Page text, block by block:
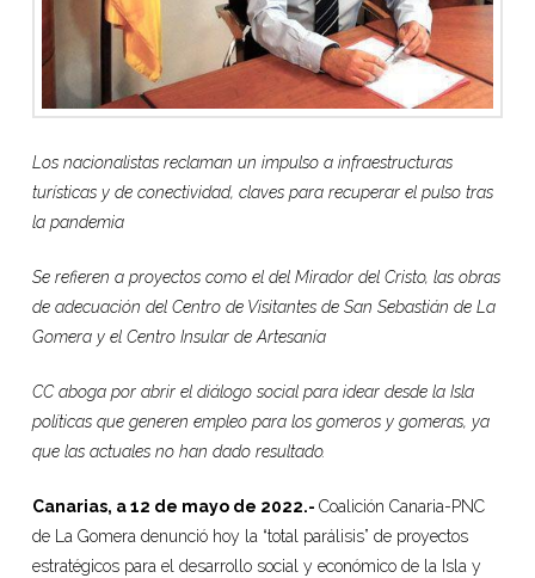
Los nacionalistas reclaman un impulso a infraestructuras
turísticas y de conectividad, claves para recuperar el pulso tras
la pandemia
Se refieren a proyectos como el del Mirador del Cristo, las obras
de adecuación del Centro de Visitantes de San Sebastián de La
Gomera y el Centro Insular de Artesanía
CC aboga por abrir el diálogo social para idear desde la Isla
políticas que generen empleo para los gomeros y gomeras, ya
que las actuales no han dado resultado.
Canarias, a 12 de mayo de 2022.- Coalición Canaria-PNC
de La Gomera denunció hoy la “total parálisis” de proyectos
estratégicos para el desarrollo social y económico de la Isla y